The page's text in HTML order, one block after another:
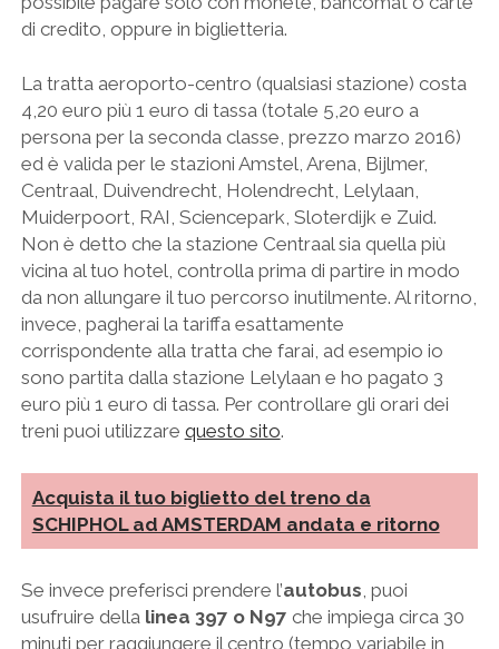
di credito, oppure in biglietteria.
La tratta aeroporto-centro (qualsiasi stazione) costa
4,20 euro più 1 euro di tassa (totale 5,20 euro a
persona per la seconda classe, prezzo marzo 2016)
ed è valida per le stazioni Amstel, Arena, Bijlmer,
Centraal, Duivendrecht, Holendrecht, Lelylaan,
Muiderpoort, RAI, Sciencepark, Sloterdijk e Zuid.
Non è detto che la stazione Centraal sia quella più
vicina al tuo hotel, controlla prima di partire in modo
da non allungare il tuo percorso inutilmente. Al ritorno,
invece, pagherai la tariffa esattamente
corrispondente alla tratta che farai, ad esempio io
sono partita dalla stazione Lelylaan e ho pagato 3
euro più 1 euro di tassa. Per controllare gli orari dei
treni puoi utilizzare questo sito.
Acquista il tuo biglietto del treno da
SCHIPHOL ad AMSTERDAM andata e ritorno
Se invece preferisci prendere l’autobus, puoi
usufruire della linea 397 o N97 che impiega circa 30
minuti per raggiungere il centro (tempo variabile in